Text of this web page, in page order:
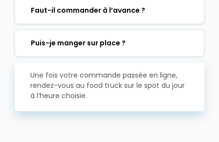
Faut-il commander à l’avance ?
Puis-je manger sur place ?
Une fois votre commande passée en ligne,
rendez-vous au food truck sur le spot du jour
à l’heure choisie.